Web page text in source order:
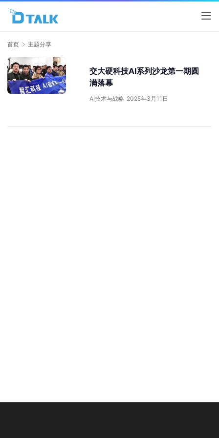
首页 主题分享
交大硬科技AI系列沙龙第一期圆
满落幕
AI技术与战略 2025年3月11日